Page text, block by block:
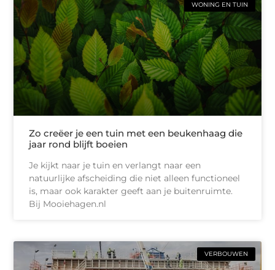
WONING EN TUIN
Zo creëer je een tuin met een beukenhaag die
jaar rond blijft boeien
Je kijkt naar je tuin en verlangt naar een
natuurlijke afscheiding die niet alleen functioneel
is, maar ook karakter geeft aan je buitenruimte.
Bij Mooiehagen.nl
VERBOUWEN